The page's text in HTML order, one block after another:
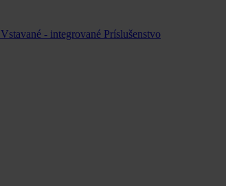
Vstavané - integrované Príslušenstvo